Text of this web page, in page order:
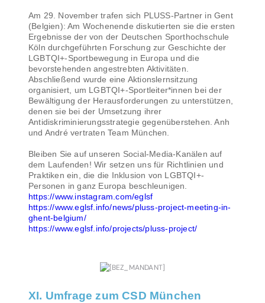
Am 29. November trafen sich PLUSS-Partner in Gent
(Belgien): Am Wochenende diskutierten sie die ersten
Ergebnisse der von der Deutschen Sporthochschule
Köln durchgeführten Forschung zur Geschichte der
LGBTQI+-Sportbewegung in Europa und die
bevorstehenden angestrebten Aktivitäten.
Abschließend wurde eine Aktionslernsitzung
organisiert, um LGBTQI+-Sportleiter*innen bei der
Bewältigung der Herausforderungen zu unterstützen,
denen sie bei der Umsetzung ihrer
Antidiskriminierungsstrategie gegenüberstehen. Anh
und André vertraten Team München.
Bleiben Sie auf unseren Social-Media-Kanälen auf
dem Laufenden! Wir setzen uns für Richtlinien und
Praktiken ein, die die Inklusion von LGBTQI+-
Personen in ganz Europa beschleunigen.
https://www.instagram.com/eglsf
https://www.eglsf.info/news/pluss-project-meeting-in-
ghent-belgium/
https://www.eglsf.info/projects/pluss-project/
XI. Umfrage zum CSD München